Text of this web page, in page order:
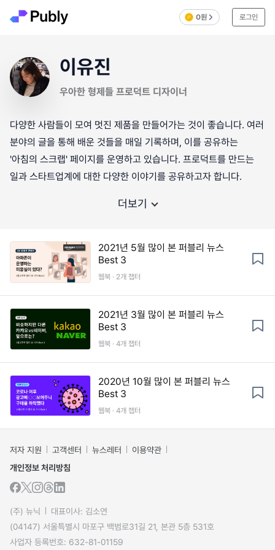
0원 로그인
이유진
우아한 형제들 프로덕트 디자이너
다양한 사람들이 모여 멋진 제품을 만들어가는 것이 좋습니다. 여러
분야의 글을 통해 배운 것들을 매일 기록하며, 이를 공유하는
'아침의 스크랩' 페이지를 운영하고 있습니다. 프로덕트를 만드는
일과 스타트업계에 대한 다양한 이야기를 공유하고자 합니다.
더보기
2021년 5월 많이 본 퍼블리 뉴스
Best 3
웹북 · 2개 챕터
2021년 3월 많이 본 퍼블리 뉴스
Best 3
웹북 · 4개 챕터
2020년 10월 많이 본 퍼블리 뉴스
Best 3
웹북 · 4개 챕터
저자 지원 고객센터 뉴스레터
이용약관
개인정보 처리방침
(주) 뉴닉
대표이사: 김소연
(04147) 서울특별시 마포구 백범로31길 21, 본관 5층 531호
사업자 등록번호: 632-81-01159